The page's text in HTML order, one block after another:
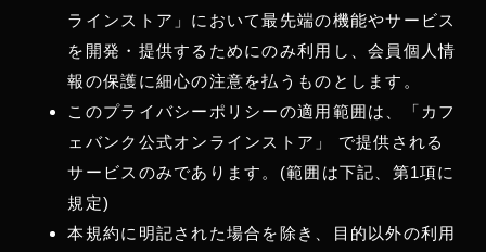
ラインストア」において最先端の機能やサービス
を開発・提供するためにのみ利用し、会員個人情
報の保護に細心の注意を払うものとします。
このプライバシーポリシーの適用範囲は、「カフ
ェバンク公式オンラインストア」 で提供される
サービスのみであります。(範囲は下記、第1項に
規定)
本規約に明記された場合を除き、目的以外の利用